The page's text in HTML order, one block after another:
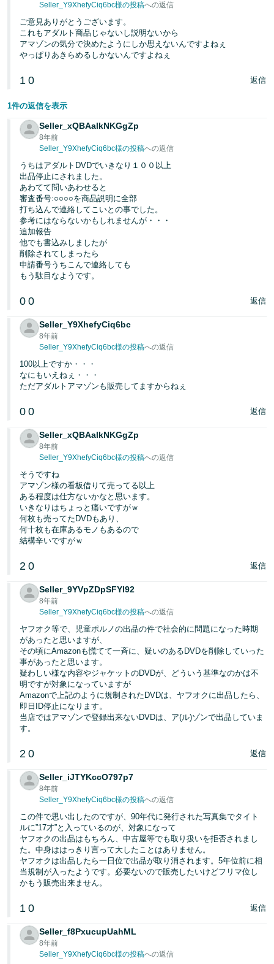
Seller_Y9XhefyCiq6bc様の投稿への返信
ご意見ありがとうございます。
これもアダルト商品じゃないし説明ないから
アマゾンの気分で決めたようにしか思えないんですよねぇ
やっぱりあきらめるしかないんですよねぇ
1 0 返信
1件の返信を表示
Seller_xQBAalkNKGgZp
8年前
Seller_Y9XhefyCiq6bc様の投稿への返信
うちはアダルトDVDでいきなり１００以上
出品停止にされました。
あわてて問いあわせると
審査番号:○○○○を商品説明に全部
打ち込んで連絡してこいとの事でした。
参考にはならないかもしれませんが・・・
追加報告
他でも書込みしましたが
削除されてしまったら
申請番号うちこんで連絡しても
もう駄目なようです。
0 0 返信
Seller_Y9XhefyCiq6bc
8年前
Seller_Y9XhefyCiq6bc様の投稿への返信
100以上ですか・・・
なにもいえねぇ・・・
ただアダルトアマゾンも販売してますからねぇ
0 0 返信
Seller_xQBAalkNKGgZp
8年前
Seller_Y9XhefyCiq6bc様の投稿への返信
そうですね
アマゾン様の看板借りて売ってる以上
ある程度は仕方ないかなと思います。
いきなりはちょっと痛いですがｗ
何枚も売ってたDVDもあり、
何十枚も在庫あるモノもあるので
結構辛いですがｗ
2 0 返信
Seller_9YVpZDpSFYl92
8年前
Seller_Y9XhefyCiq6bc様の投稿への返信
ヤフオク等で、児童ポルノの出品の件で社会的に問題になった時期
があったと思いますが、
その頃にAmazonも慌てて一斉に、疑いのあるDVDを削除していった
事があったと思います。
疑わしい様な内容やジャケットのDVDが、どういう基準なのかは不
明ですが対象になっていますが
Amazonで上記のように規制されたDVDは、ヤフオクに出品したら、
即日ID停止になります。
当店ではアマゾンで登録出来ないDVDは、ア(ル)ゾンで出品していま
す。
2 0 返信
Seller_iJTYKccO797p7
8年前
Seller_Y9XhefyCiq6bc様の投稿への返信
この件で思い出したのですが、90年代に発行された写真集でタイト
ルに”17才”と入っているのが、対象になって
ヤフオクの出品はもちろん、中古屋等でも取り扱いを拒否されまし
た。中身ははっきり言って大したことはありません。
ヤフオクは出品したら一日位で出品が取り消されます。5年位前に相
当規制が入ったようです。必要ないので販売したいけどフリマ位し
かもう販売出来ません。
1 0 返信
Seller_f8PxucupUahML
8年前
Seller_Y9XhefyCiq6bc様の投稿への返信